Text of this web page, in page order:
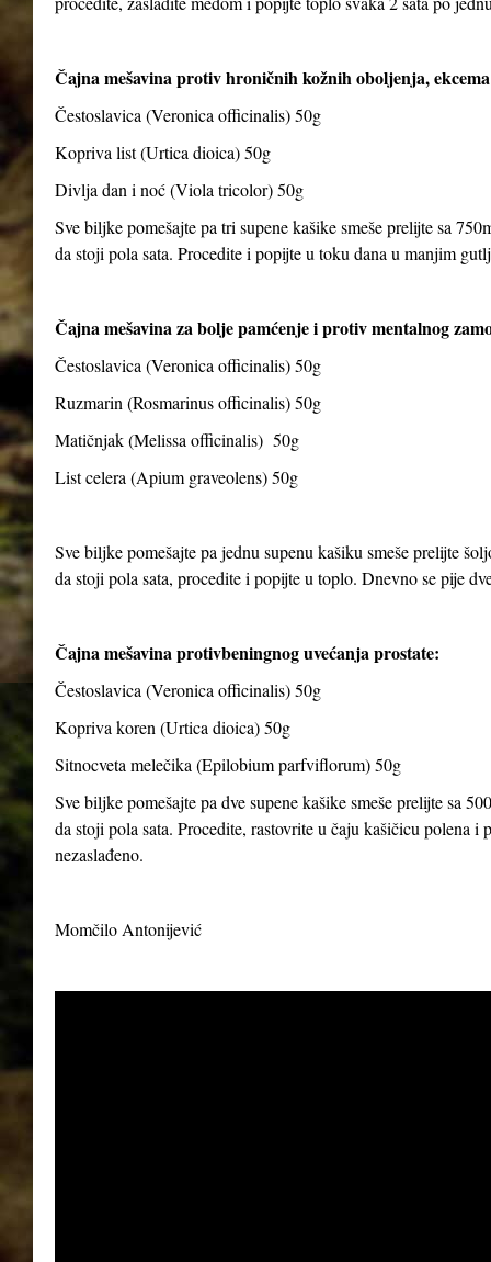
Čajna mešavina protiv hroničnih kožnih oboljenja,
Čestoslavica (Veronica officinalis) 50g
Kopriva list (Urtica dioica) 50g
Divlja dan i noć (Viola tricolor) 50g
Sve biljke pomešajte pa tri supene kašike smeše prelijte sa
da stoji pola sata. Procedite i popijte u toku dana u manjim
Čajna mešavina za bolje pamćenje i protiv mentalnog
Čestoslavica (Veronica officinalis) 50g
Ruzmarin (Rosmarinus officinalis) 50g
Matičnjak (Melissa officinalis) 50g
List celera (Apium graveolens) 50g
Sve biljke pomešajte pa jednu supenu kašiku smeše prelijte
da stoji pola sata, procedite i popijte u toplo. Dnevno se pije
Čajna mešavina protivbeningnog uvećanja prostate:
Čestoslavica (Veronica officinalis) 50g
Kopriva koren (Urtica dioica) 50g
Sitnocveta melečika (Epilobium parfviflorum) 50g
Sve biljke pomešajte pa dve supene kašike smeše prelijte sa
da stoji pola sata. Procedite, rastovrite u čaju kašičicu polena
nezaslađeno.
Momčilo Antonijević